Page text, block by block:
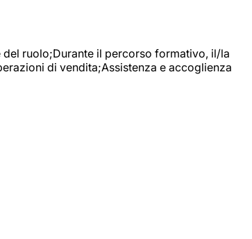
ruolo;Durante il percorso formativo, il/la
di vendita;Assistenza e accoglienza